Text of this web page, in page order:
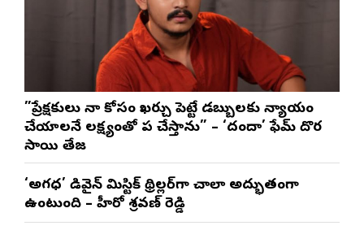
”ప్రేక్షకులు నా కోసం ఖర్చు పెట్టే డబ్బులకు న్యాయం
చేయాలనే లక్ష్యంతో పని చేస్తాను” – ‘దందా’ ఫేమ్ దొర
సాయి తేజ
‘అగధ’ డివైన్ మిస్టిక్ థ్రిల్లర్‌గా చాలా అద్భుతంగా
ఉంటుంది – హీరో శ్రవణ్ రెడ్డి